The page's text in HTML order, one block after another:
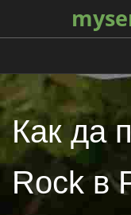
Как да
Rock в